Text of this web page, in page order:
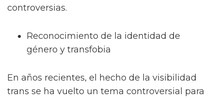
controversias.
Reconocimiento de la identidad de
género y transfobia
En años recientes, el hecho de la visibilidad
trans se ha vuelto un tema controversial para